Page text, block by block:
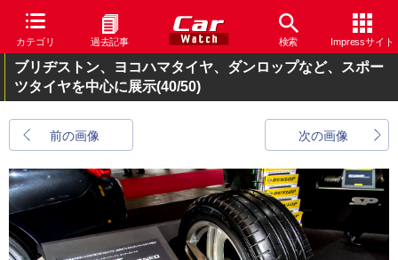
カテゴリ 過去記事 検索 Impressサイト
ブリヂストン、ヨコハマタイヤ、ダンロップなど、スポー
ツタイヤを中心に展示(40/50)
前の画像 次の画像